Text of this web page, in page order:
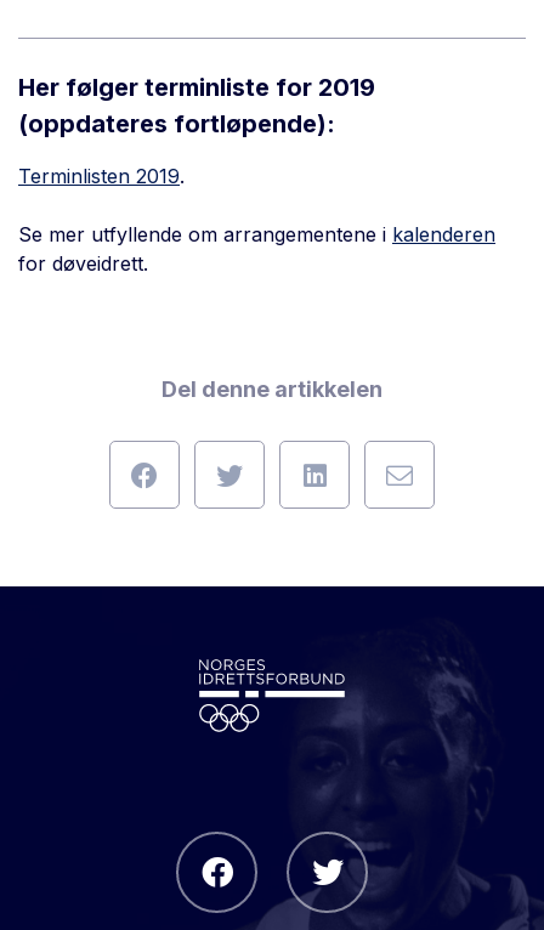
Her følger terminliste for 2019
(oppdateres fortløpende):
Terminlisten 2019.
Se mer utfyllende om arrangementene i kalenderen
for døveidrett.
Del denne artikkelen